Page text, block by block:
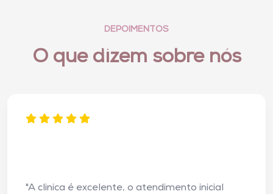
DEPOIMENTOS
O que dizem sobre nós
"A clinica é excelente, o atendimento inicial